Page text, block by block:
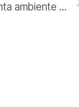
Encontro apresenta ambiente de negócios da cidade a empresários catalães